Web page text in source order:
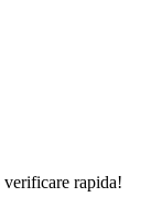
rapida!